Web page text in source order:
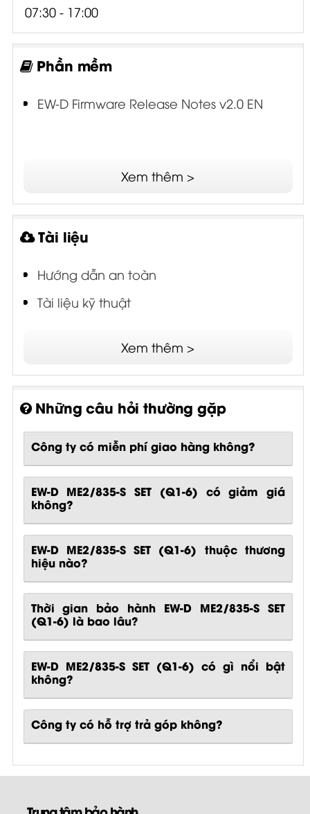
07:30 - 17:00
Phần mềm
EW-D Firmware Release Notes v2.0 EN
Xem thêm >
Tài liệu
Hướng dẫn an toàn
Tài liệu kỹ thuật
Xem thêm >
Những câu hỏi thường gặp
Công ty có miễn phí giao hàng không?
EW-D ME2/835-S SET (Q1-6) có giảm giá
không?
EW-D ME2/835-S SET (Q1-6) thuộc thương
hiệu nào?
Thời gian bảo hành EW-D ME2/835-S SET
(Q1-6) là bao lâu?
EW-D ME2/835-S SET (Q1-6) có gì nổi bật
không?
Công ty có hỗ trợ trả góp không?